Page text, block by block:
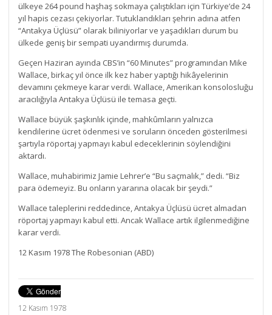
ülkeye 264 pound haşhaş sokmaya çalıştıkları için Türkiye’de 24
yıl hapis cezası çekiyorlar. Tutuklandıkları şehrin adına atfen
“Antakya Üçlüsü” olarak biliniyorlar ve yaşadıkları durum bu
ülkede geniş bir sempati uyandırmış durumda.
Geçen Haziran ayında CBS’in “60 Minutes” programından Mike
Wallace, birkaç yıl önce ilk kez haber yaptığı hikâyelerinin
devamını çekmeye karar verdi. Wallace, Amerikan konsolosluğu
aracılığıyla Antakya Üçlüsü ile temasa geçti.
Wallace büyük şaşkınlık içinde, mahkûmların yalnızca
kendilerine ücret ödenmesi ve soruların önceden gösterilmesi
şartıyla röportaj yapmayı kabul edeceklerinin söylendiğini
aktardı.
Wallace, muhabirimiz Jamie Lehrer’e “Bu saçmalık,” dedi. “Biz
para ödemeyiz. Bu onların yararına olacak bir şeydi.”
Wallace taleplerini reddedince, Antakya Üçlüsü ücret almadan
röportaj yapmayı kabul etti. Ancak Wallace artık ilgilenmediğine
karar verdi.
12 Kasım 1978 The Robesonian (ABD)
12 Kasım 1978